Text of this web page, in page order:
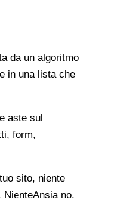
da un algoritmo
in una lista che
aste sul
form,
sito, niente
no.